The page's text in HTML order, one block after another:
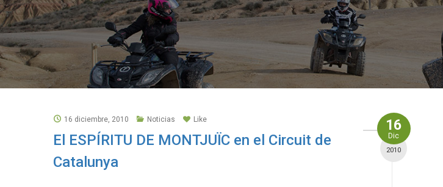
16
Dic
2010
16 diciembre, 2010 Noticias Like
El ESPÍRITU DE MONTJUÏC en el Circuit de
Catalunya